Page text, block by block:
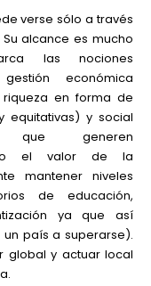
verse sólo a través
Su alcance es mucho
las nociones
económica
en forma de
equitativas) y social
que generen
el valor de la
mantener niveles
de educación,
ya que así
país a superarse).
global y actuar local